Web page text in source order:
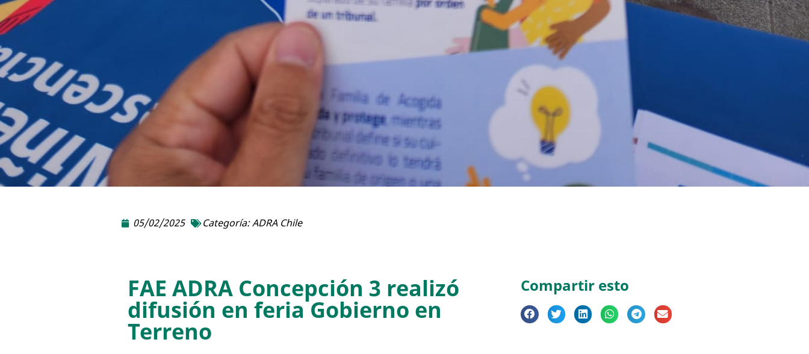
05/02/2025 Categoría:ADRA Chile
FAE ADRA Concepción 3 realizó
difusión en feria Gobierno en
Terreno
Compartir esto